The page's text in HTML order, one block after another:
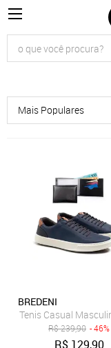
BREDENI
Tenis Casual
R$239,90 - 46%
R$ 129,90